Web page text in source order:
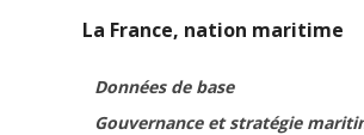
La France, nation maritime
Données de base
Gouvernance et stratégie